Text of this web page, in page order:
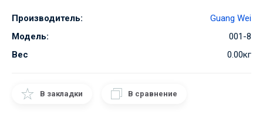
Производитель:
Guang Wei
Модель:
001-8
Вес
0.00кг
В закладки В сравнение